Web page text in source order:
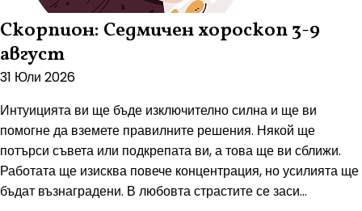
Скорпион: Седмичен хороскоп 3-9
август
31 Юли 2026
Интуицията ви ще бъде изключително силна и ще ви
помогне да вземете правилните решения. Някой ще
потърси съвета или подкрепата ви, а това ще ви сближи.
Работата ще изисква повече концентрация, но усилията ще
бъдат възнаградени. В любовта страстите се заси...